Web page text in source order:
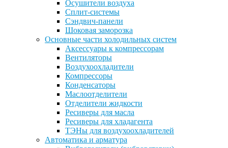
Осушители воздуха
Сплит-системы
Сэндвич-панели
Шоковая заморозка
Основные части холодильных систем
Аксессуары к компрессорам
Вентиляторы
Воздухоохладители
Компрессоры
Конденсаторы
Маслоотделители
Отделители жидкости
Ресиверы для масла
Ресиверы для хладагента
ТЭНы для воздухоохладителей
Автоматика и арматура